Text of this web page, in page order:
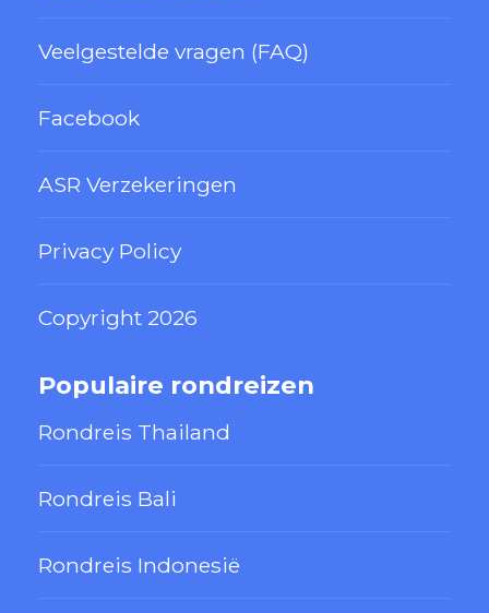
Veelgestelde vragen (FAQ)
Facebook
ASR Verzekeringen
Privacy Policy
Copyright 2026
Populaire rondreizen
Rondreis Thailand
Rondreis Bali
Rondreis Indonesië